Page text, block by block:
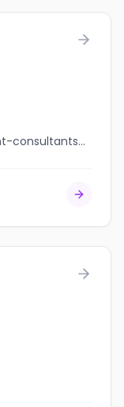
linkedin.com/company/axispoint-consultants-limited